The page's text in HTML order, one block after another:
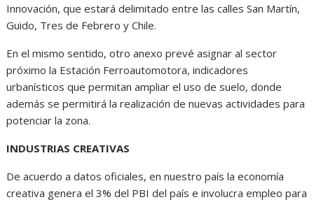
Innovación, que estará delimitado entre las calles San Martín,
Guido, Tres de Febrero y Chile.
En el mismo sentido, otro anexo prevé asignar al sector
próximo la Estación Ferroautomotora, indicadores
urbanísticos que permitan ampliar el uso de suelo, donde
además se permitirá la realización de nuevas actividades para
potenciar la zona.
INDUSTRIAS CREATIVAS
De acuerdo a datos oficiales, en nuestro país la economía
creativa genera el 3% del PBI del país e involucra empleo para